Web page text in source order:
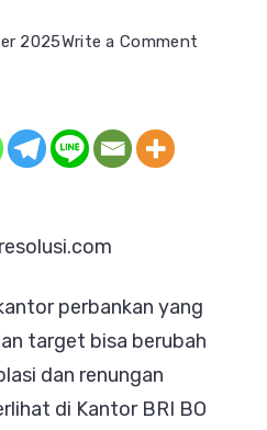
2025Write a Comment
BO
perbankan yang
target bisa berubah
dan renungan
di Kantor BRI BO